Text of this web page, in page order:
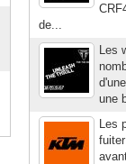
de...
Les
une
Les